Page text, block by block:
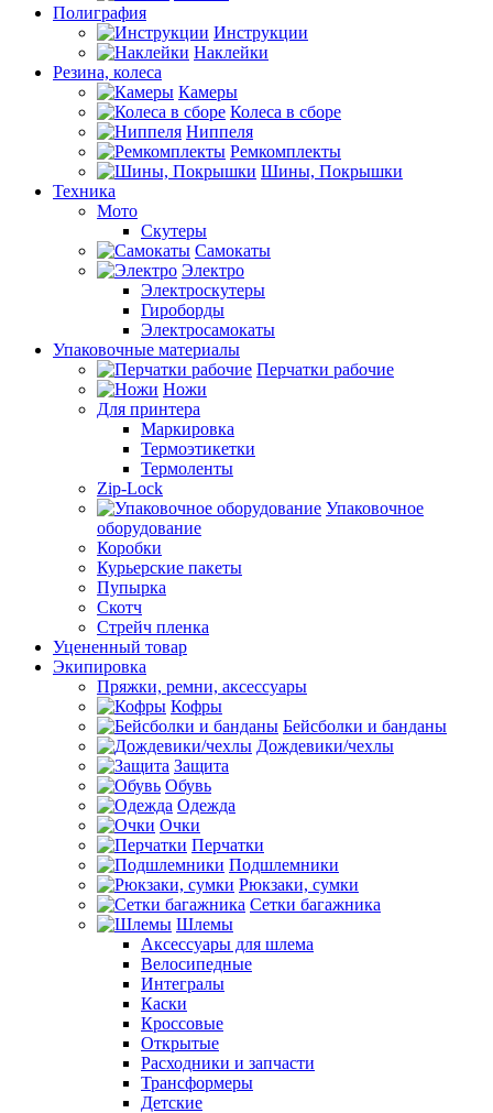
Полиграфия
Инструкции
Наклейки
Резина, колеса
Камеры
Колеса в сборе
Ниппеля
Ремкомплекты
Шины, Покрышки
Техника
Мото
Скутеры
Самокаты
Электро
Электроскутеры
Гироборды
Электросамокаты
Упаковочные материалы
Перчатки рабочие
Ножи
Для принтера
Маркировка
Термоэтикетки
Термоленты
Zip-Lock
Упаковочное
оборудование
Коробки
Курьерские пакеты
Пупырка
Скотч
Стрейч пленка
Уцененный товар
Экипировка
Пряжки, ремни, аксессуары
Кофры
Бейсболки и банданы
Дождевики/чехлы
Защита
Обувь
Одежда
Очки
Перчатки
Подшлемники
Рюкзаки, сумки
Сетки багажника
Шлемы
Аксессуары для шлема
Велосипедные
Интегралы
Каски
Кроссовые
Открытые
Расходники и запчасти
Трансформеры
Детские